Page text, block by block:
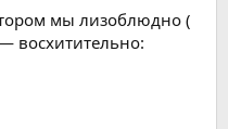
мы лизоблюдно (
восхитительно: